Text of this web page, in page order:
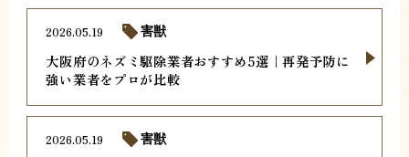
大阪府のネズミ駆除業者おすすめ5選｜再発予防に
強い業者をプロが比較
2026.05.19 害獣
2026.05.19 害獣